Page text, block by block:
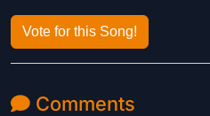
Vote for this Song!
Comments